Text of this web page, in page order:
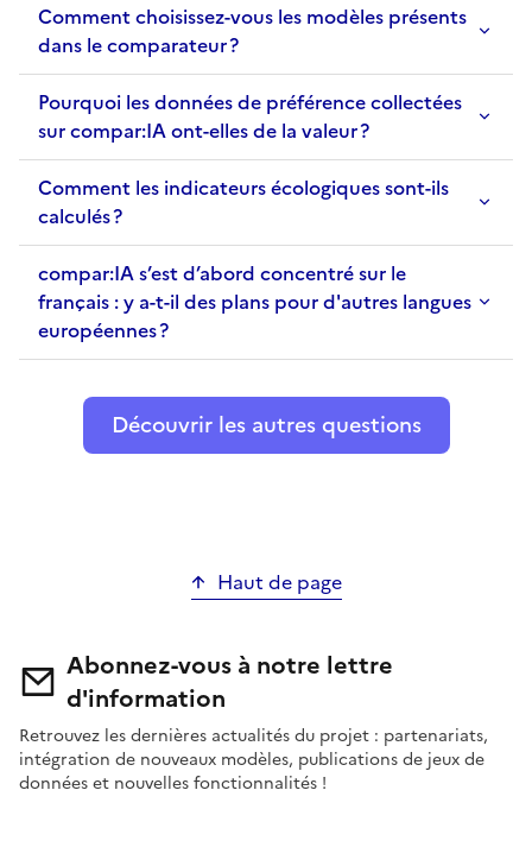
Comment choisissez-vous les modèles présents
dans le comparateur ?
Pourquoi les données de préférence collectées
sur compar:IA ont-elles de la valeur ?
Comment les indicateurs écologiques sont-ils
calculés ?
compar:IA s’est d’abord concentré sur le
français : y a-t-il des plans pour d'autres langues
européennes ?
Découvrir les autres questions
Haut de page
Abonnez-vous à notre lettre
d'information
Retrouvez les dernières actualités du projet : partenariats,
intégration de nouveaux modèles, publications de jeux de
données et nouvelles fonctionnalités !